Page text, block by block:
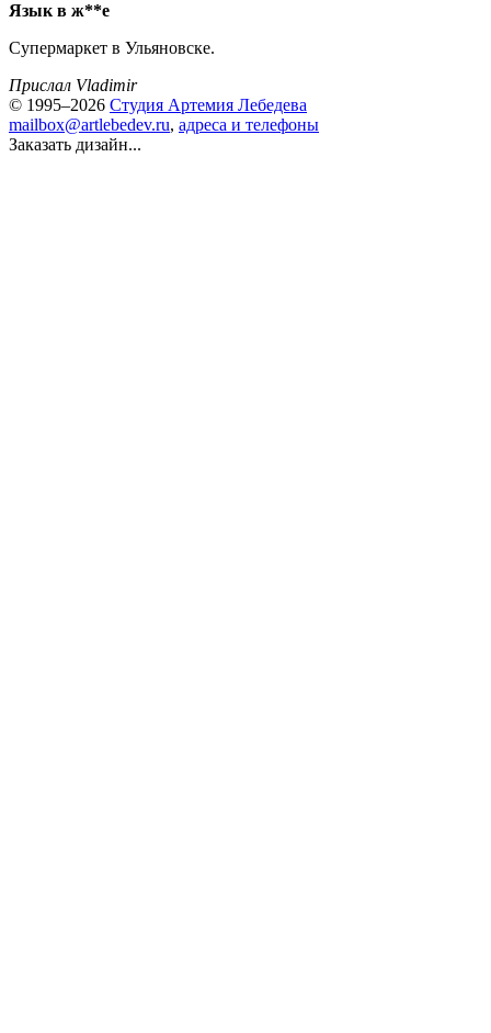
Язык в ж**е
Супермаркет в Ульяновске.
Прислал Vladimir
© 1995–2026 Студия Артемия Лебедева
mailbox@artlebedev.ru, адреса и телефоны
Заказать дизайн...